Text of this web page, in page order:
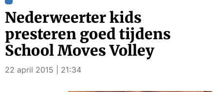
Nederweerter kids
presteren goed tijdens
School Moves Volley
22 april 2015 | 21:34